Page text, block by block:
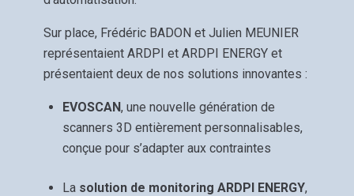
Sur place, Frédéric BADON et Julien MEUNIER
représentaient ARDPI et ARDPI ENERGY et
présentaient deux de nos solutions innovantes :
EVOSCAN, une nouvelle génération de
scanners 3D entièrement personnalisables,
conçue pour s’adapter aux contraintes
La solution de monitoring ARDPI ENERGY,